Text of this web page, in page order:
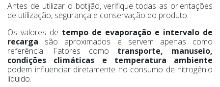
Antes de utilizar o botijão, verifique todas as orientações
de utilização, segurança e conservação do produto.
Os valores de tempo de evaporação e intervalo de
recarga são aproximados e servem apenas como
referência. Fatores como transporte, manuseio,
condições climáticas e temperatura ambiente
podem influenciar diretamente no consumo de nitrogênio
líquido.